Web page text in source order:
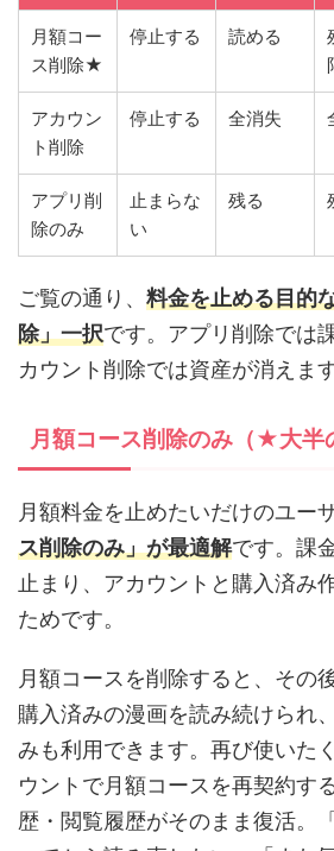
月額コー
ス削除★
停止する 読める
アカウン
ト削除
停止する 全消失
アプリ削
除のみ
止まらな
い
残る
ご覧の通り、 料金を止める目的
除」一択です。アプリ削除では
カウント削除では資産が消えます
月額コース削除のみ（★大半
月額料金を止めたいだけのユー
ス削除のみ」が最適解です。課
止まり、アカウントと購入済み
ためです。
月額コースを削除すると、その
購入済みの漫画を読み続けられ
みも利用できます。再び使いた
ウントで月額コースを再契約す
歴・閲覧履歴がそのまま復活。